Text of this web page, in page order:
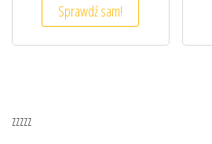
Sprawdź sam!
zzzzz